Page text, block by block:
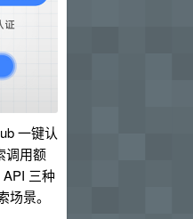
一键认
调用额
三种
景。